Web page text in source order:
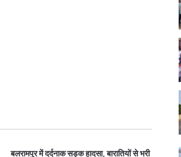
बलरामपुर में दर्दनाक सड़क हादसा, बारातियों से भरी